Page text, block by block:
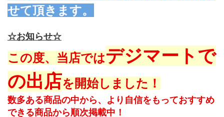
せて頂きます。
☆お知らせ☆
この度、当店ではデジマートで
の出店を開始しました！
数多ある商品の中から、より自信をもっておすすめ
できる商品から順次掲載中！